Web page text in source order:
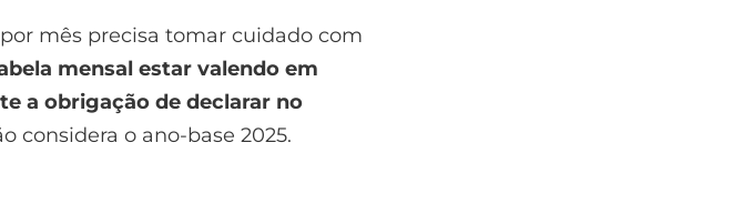
mês precisa tomar cuidado com
mensal estar valendo em
a obrigação de declarar no
considera o ano-base 2025.